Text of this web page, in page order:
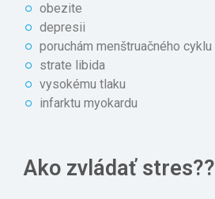
obezite
depresii
poruchám menštruačného cyklu
strate libida
vysokému tlaku
infarktu myokardu
Ako zvládať stres??